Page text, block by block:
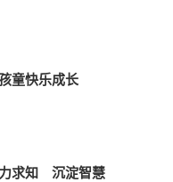
童快乐成长
求知 沉淀智慧